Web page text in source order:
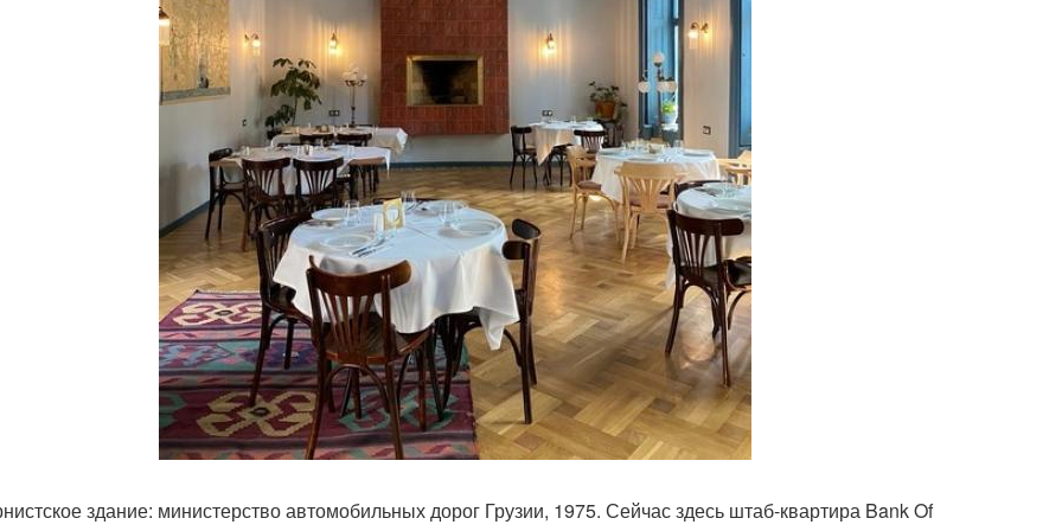
здание: министерство автомобильных дорог Грузии, 1975. Сейчас здесь штаб-квартира Bank Of